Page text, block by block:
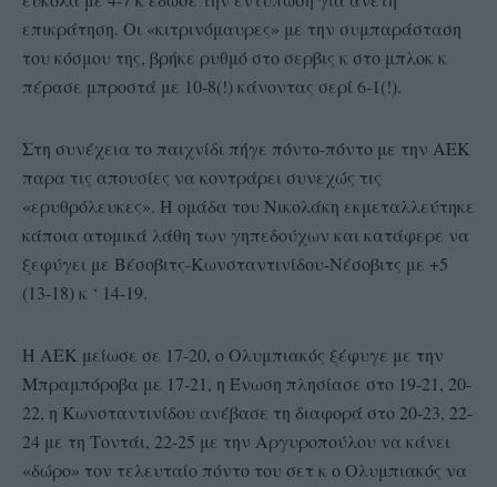
επικράτηση. Οι «κιτρινόμαυρες» με την συμπαράσταση
του κόσμου της, βρήκε ρυθμό στο σερβις κ στο μπλοκ κ
πέρασε μπροστά με 10-8(!) κάνοντας σερί 6-1(!).
Στη συνέχεια το παιχνίδι πήγε πόντο-πόντο με την ΑΕΚ
παρα τις απουσίες να κοντράρει συνεχώς τις
«ερυθρόλευκες». Η ομάδα του Νικολάκη εκμεταλλεύτηκε
κάποια ατομικά λάθη των γηπεδούχων και κατάφερε να
ξεφύγει με Βέσοβιτς-Κωνσταντινίδου-Νέσοβιτς με +5
(13-18) κ ‘ 14-19.
Η ΑΕΚ μείωσε σε 17-20, ο Ολυμπιακός ξέφυγε με την
Μπραμπόροβα με 17-21, η Ένωση πλησίασε στο 19-21, 20-
22, η Κωνσταντινίδου ανέβασε τη διαφορά στο 20-23, 22-
24 με τη Τοντάι, 22-25 με την Αργυροπούλου να κάνει
«δώρο» τον τελευταίο πόντο του σετ κ ο Ολυμπιακός να